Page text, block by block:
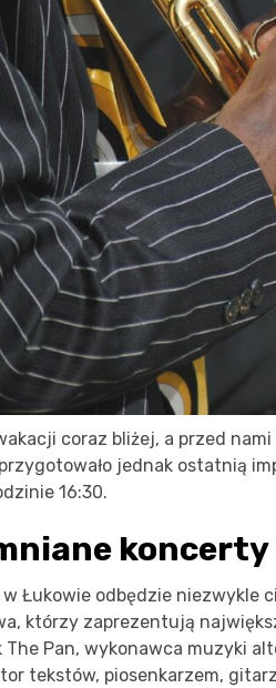
coraz bliżej, a przed
jednak ostatnią
16:30.
koncerty
w Łukowie odbędzie
którzy zaprezentują
The Pan, wykonawca muzyki
tekstów, piosenkarzem,